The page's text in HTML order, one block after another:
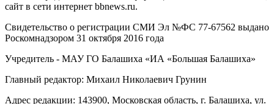
сайт в сети интернет bbnews.ru.
Свидетельство о регистрации СМИ Эл №ФС ‎77-67562 выдано
Роскомнадзором 31 октября 2016 года
Учредитель - МАУ ГО Балашиха «ИА «Большая Балашиха»
Главный редактор: Михаил Николаевич Грунин
Адрес редакции: 143900, Московская область, г. Балашиха, ул.